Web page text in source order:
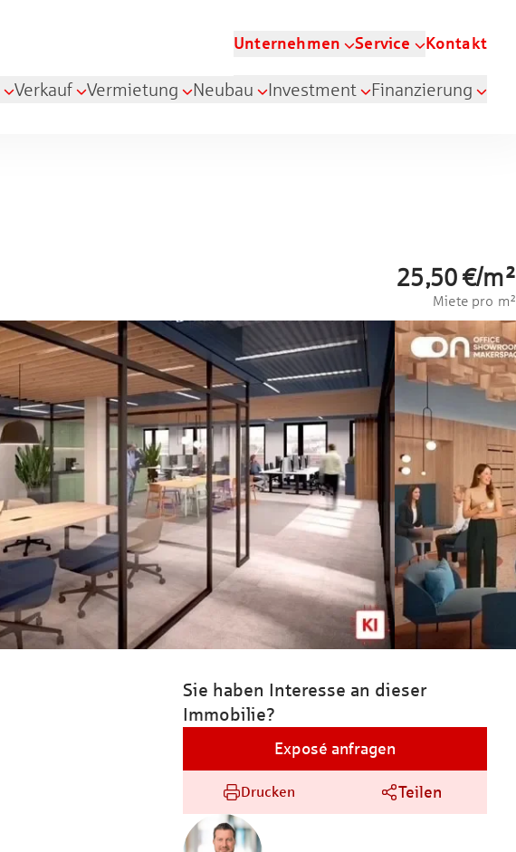
Unternehmen Service Kontakt
Verkauf Vermietung Neubau Investment Finanzierung
25,50 €/m²
Miete pro m²
Sie haben Interesse an dieser
Immobilie?
Exposé anfragen
Drucken Teilen